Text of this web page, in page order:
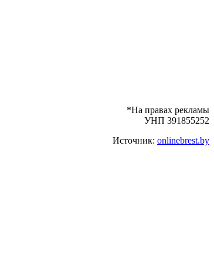
*На правах рекламы
УНП 391855252
Источник: onlinebrest.by